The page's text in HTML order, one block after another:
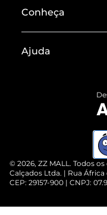
Conheça
Termos de Uso
Cartão Presente
Ajuda
Compre pelo
© 2026, ZZ MALL. Todos
Calçados Ltda. | Rua África
CEP: 29157-900 | CNPJ: